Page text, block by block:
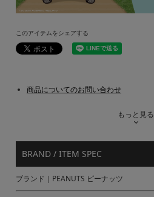
このアイテムをシェアする
商品についてのお問い合わせ
もっと見る
BRAND / ITEM SPEC
ブランド｜PEANUTS ピーナッツ